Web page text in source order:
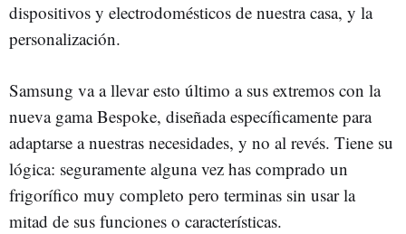
dispositivos y electrodomésticos de nuestra casa, y la
personalización.
Samsung va a llevar esto último a sus extremos con la
nueva gama Bespoke, diseñada específicamente para
adaptarse a nuestras necesidades, y no al revés. Tiene su
lógica: seguramente alguna vez has comprado un
frigorífico muy completo pero terminas sin usar la
mitad de sus funciones o características.